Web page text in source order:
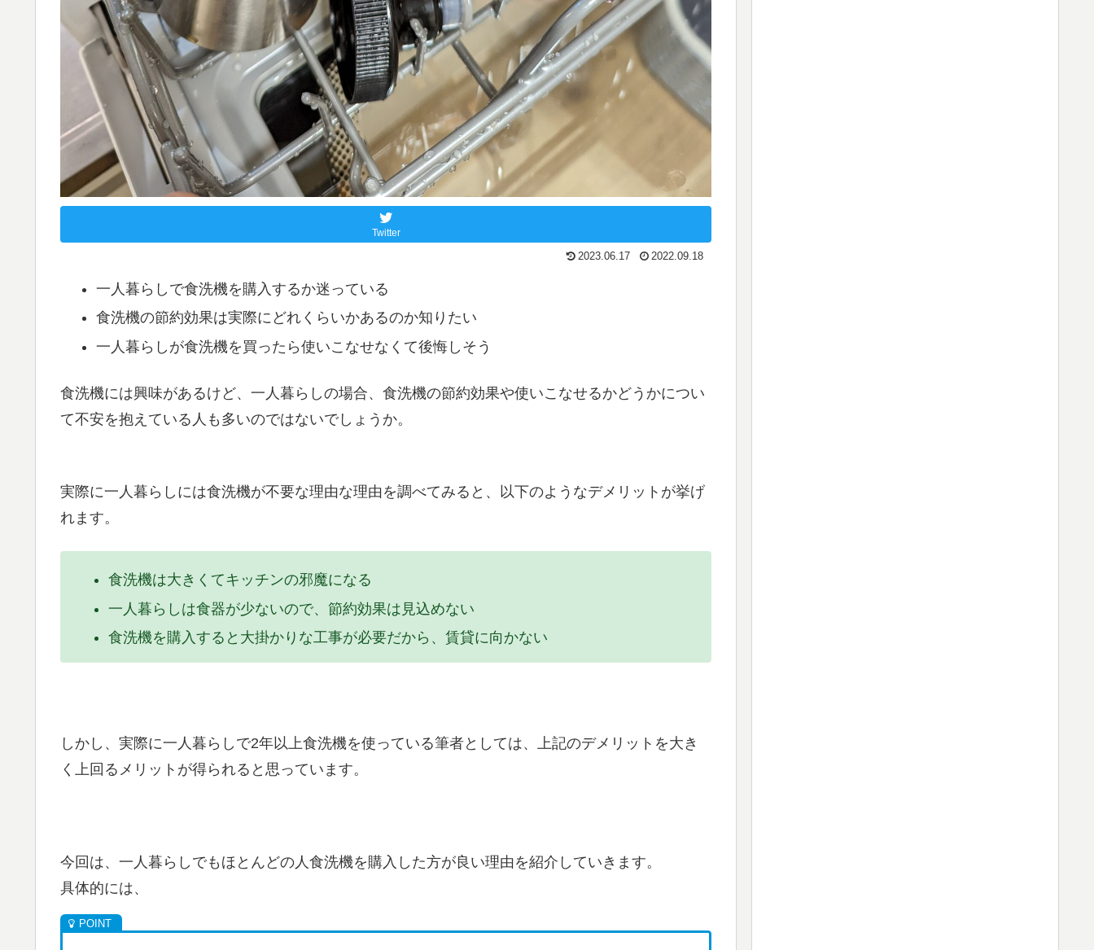
Twitter
2023.06.17 2022.09.18
一人暮らしで食洗機を購入するか迷っている
食洗機の節約効果は実際にどれくらいかあるのか知りたい
一人暮らしが食洗機を買ったら使いこなせなくて後悔しそう
食洗機には興味があるけど、一人暮らしの場合、食洗機の節約効果や使いこなせるかどうかについ
て不安を抱えている人も多いのではないでしょうか。
実際に一人暮らしには食洗機が不要な理由な理由を調べてみると、以下のようなデメリットが挙げ
れます。
食洗機は大きくてキッチンの邪魔になる
一人暮らしは食器が少ないので、節約効果は見込めない
食洗機を購入すると大掛かりな工事が必要だから、賃貸に向かない
しかし、実際に一人暮らしで2年以上食洗機を使っている筆者としては、上記のデメリットを大き
く上回るメリットが得られると思っています。
今回は、一人暮らしでもほとんどの人食洗機を購入した方が良い理由を紹介していきます。
具体的には、